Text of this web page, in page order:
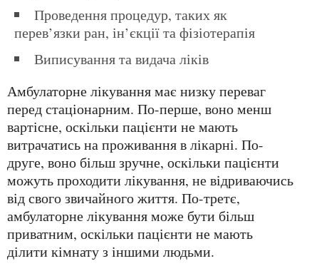
Проведення процедур, таких як
перев’язки ран, ін’єкції та фізіотерапія
Виписування та видача ліків
Амбулаторне лікування має низку переваг
перед стаціонарним. По-перше, воно менш
вартісне, оскільки пацієнти не мають
витрачатись на проживання в лікарні. По-
друге, воно більш зручне, оскільки пацієнти
можуть проходити лікування, не відриваючись
від свого звичайного життя. По-третє,
амбулаторне лікування може бути більш
приватним, оскільки пацієнти не мають
ділити кімнату з іншими людьми.